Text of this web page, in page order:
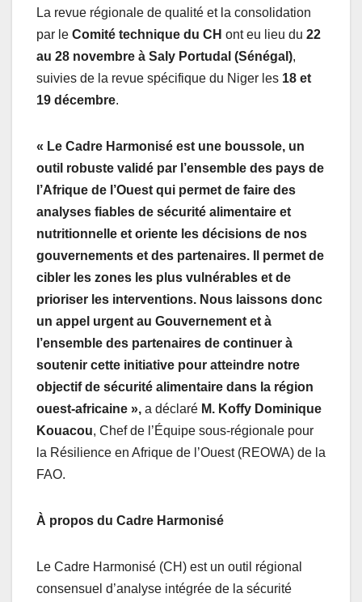
La revue régionale de qualité et la consolidation
par le Comité technique du CH ont eu lieu du 22
au 28 novembre à Saly Portudal (Sénégal),
suivies de la revue spécifique du Niger les 18 et
19 décembre.
« Le Cadre Harmonisé est une boussole, un
outil robuste validé par l’ensemble des pays de
l’Afrique de l’Ouest qui permet de faire des
analyses fiables de sécurité alimentaire et
nutritionnelle et oriente les décisions de nos
gouvernements et des partenaires. Il permet de
cibler les zones les plus vulnérables et de
prioriser les interventions. Nous laissons donc
un appel urgent au Gouvernement et à
l’ensemble des partenaires de continuer à
soutenir cette initiative pour atteindre notre
objectif de sécurité alimentaire dans la région
ouest-africaine », a déclaré M. Koffy Dominique
Kouacou, Chef de l’Équipe sous-régionale pour
la Résilience en Afrique de l’Ouest (REOWA) de la
FAO.
À propos du Cadre Harmonisé
Le Cadre Harmonisé (CH) est un outil régional
consensuel d’analyse intégrée de la sécurité